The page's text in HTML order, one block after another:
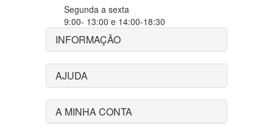
Segunda a sexta
9:00- 13:00 e 14:00-18:30
INFORMAÇÃO
AJUDA
A MINHA CONTA